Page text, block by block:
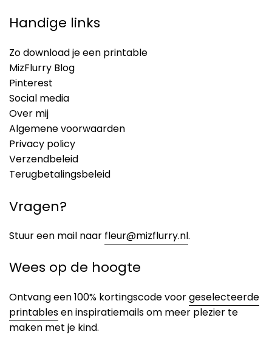
Handige links
Zo download je een printable
MizFlurry Blog
Pinterest
Social media
Over mij
Algemene voorwaarden
Privacy policy
Verzendbeleid
Terugbetalingsbeleid
Vragen?
Stuur een mail naar fleur@mizflurry.nl.
Wees op de hoogte
Ontvang een 100% kortingscode voorgeselecteerde
printablesen inspiratiemails om meer plezier te
maken met je kind.